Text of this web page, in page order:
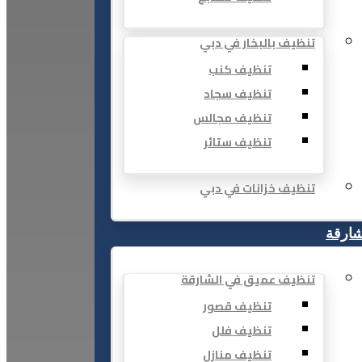
تنظيف بالبخار في دبي
تنظيف كنب
تنظيف سجاد
تنظيف مجالس
تنظيف ستائر
تنظيف خزانات في دبي
تنظيف عميق في الشارقة
تنظيف قصور
تنظيف فلل
تنظيف منازل